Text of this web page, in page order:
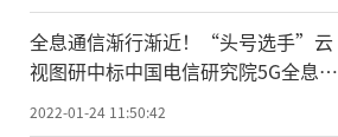
全息通信渐行渐近！“头号选手”云
视图研中标中国电信研究院5G全息通
信项目
2022-01-24 11:50:42